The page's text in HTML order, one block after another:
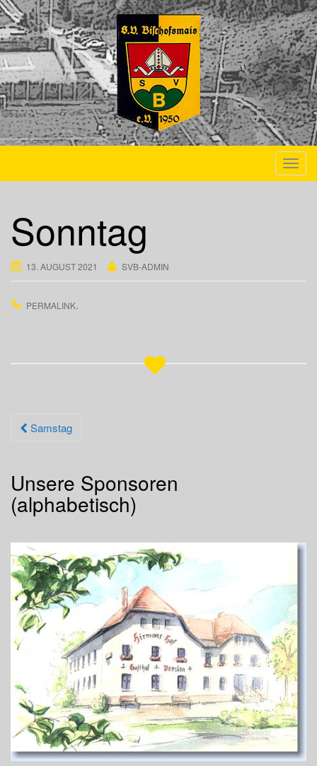
Skip to content
Sonntag
13. AUGUST 2021 SVB-ADMIN
PERMALINK.
Beitrags-Navigation
Samstag
Unsere Sponsoren
(alphabetisch)